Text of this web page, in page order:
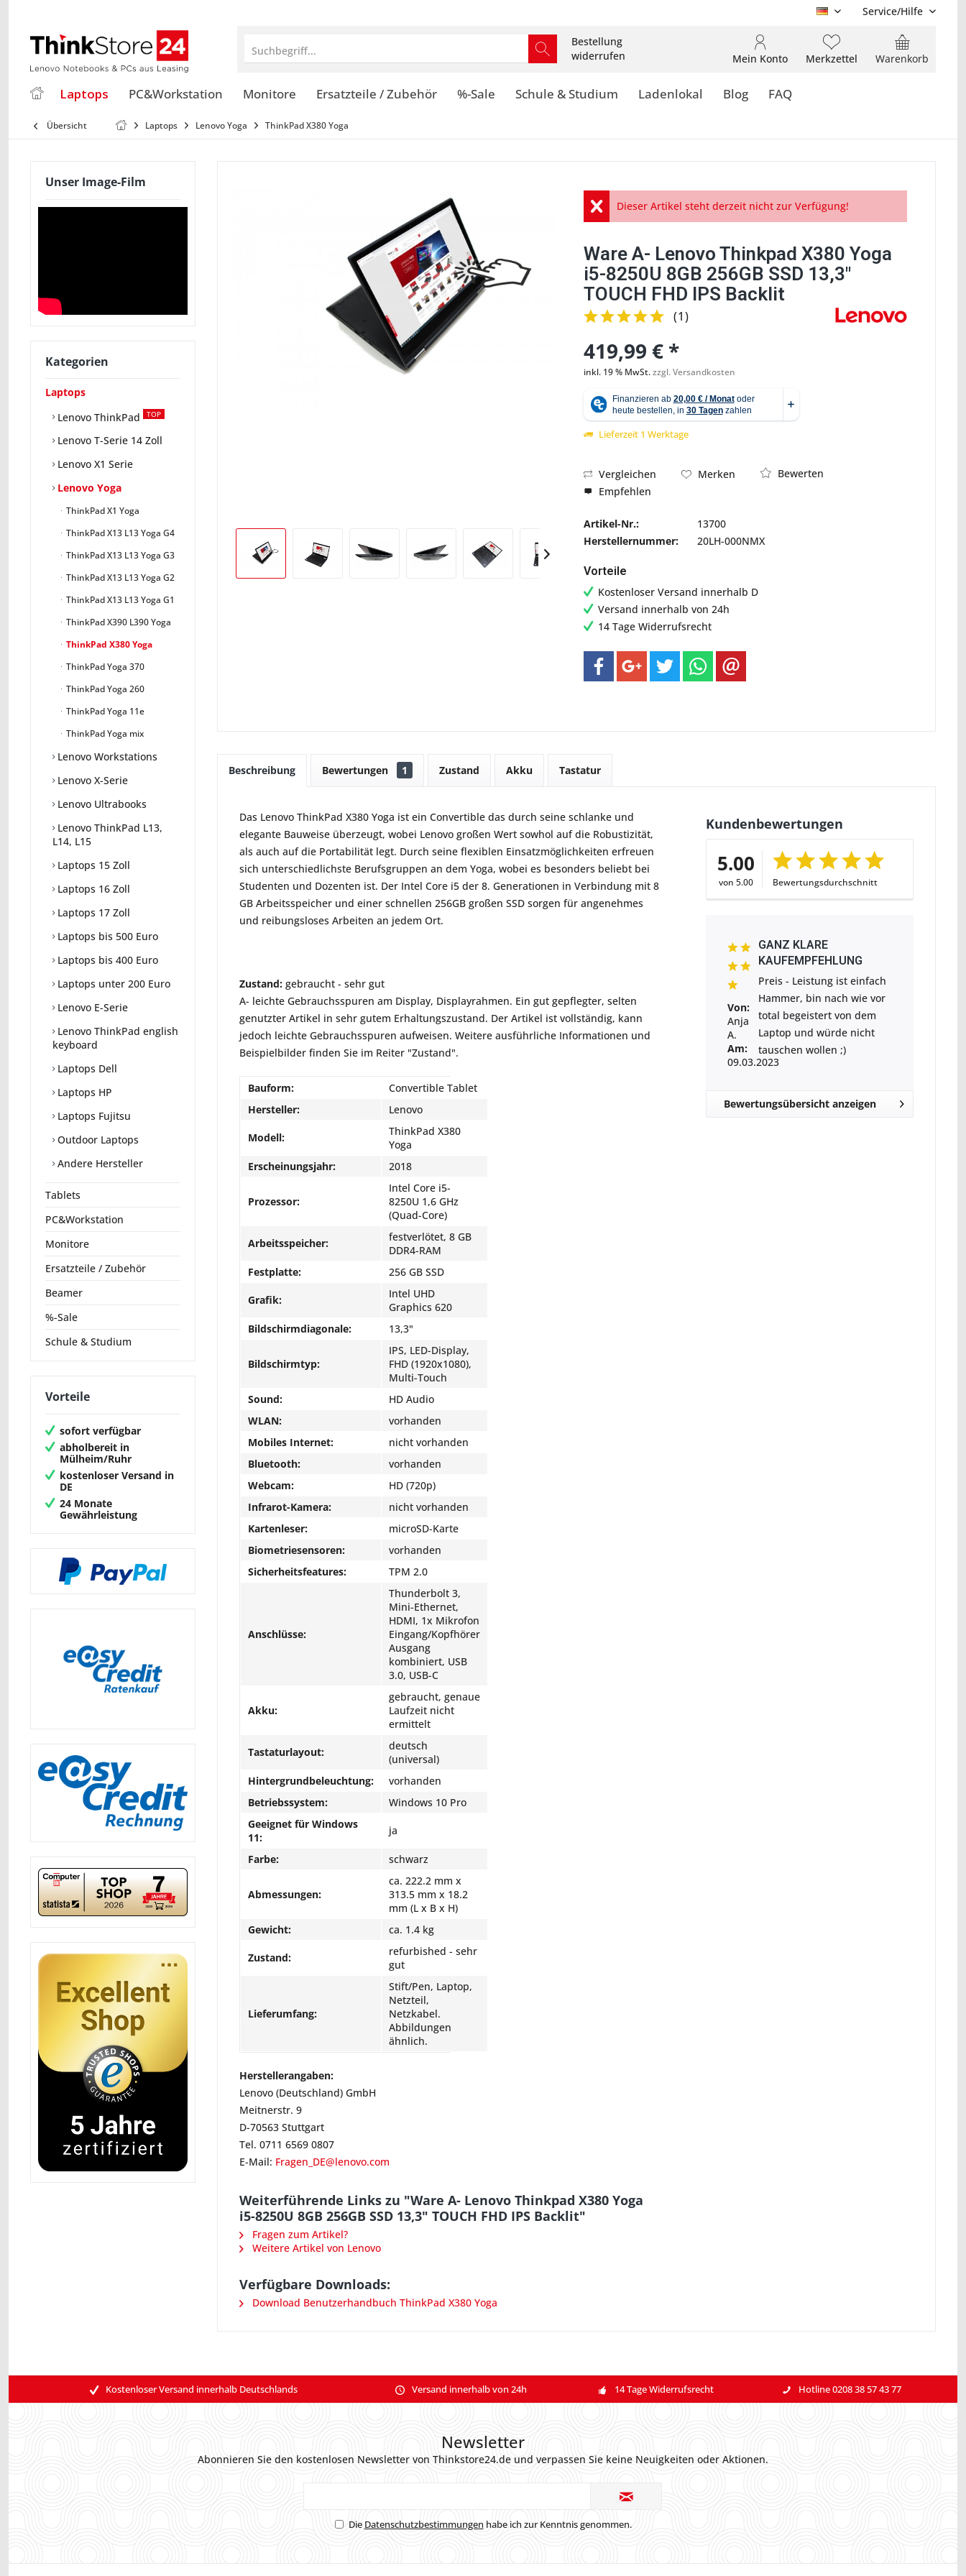
DE Service/Hilfe
Suchbegriff...
Bestellung
widerrufen
Warenkorb
Merkzettel
Mein Konto
Laptops PC&Workstation Monitore Ersatzteile / Zubehör %-Sale Schule & Studium Ladenlokal Blog FAQ
Übersicht Laptops Lenovo Yoga ThinkPad X380 Yoga
Unser Image-Film
Kategorien
Laptops
Lenovo ThinkPad
TOP
Lenovo T-Serie 14 Zoll
Lenovo X1 Serie
Lenovo Yoga
ThinkPad X1 Yoga
ThinkPad X13 L13 Yoga G4
ThinkPad X13 L13 Yoga G3
ThinkPad X13 L13 Yoga G2
ThinkPad X13 L13 Yoga G1
ThinkPad X390 L390 Yoga
ThinkPad X380 Yoga
ThinkPad Yoga 370
ThinkPad Yoga 260
ThinkPad Yoga 11e
ThinkPad Yoga mix
Lenovo Workstations
Lenovo X-Serie
Lenovo Ultrabooks
Lenovo ThinkPad L13,
L14, L15
Laptops 15 Zoll
Laptops 16 Zoll
Laptops 17 Zoll
Laptops bis 500 Euro
Laptops bis 400 Euro
Laptops unter 200 Euro
Lenovo E-Serie
Lenovo ThinkPad english
keyboard
Laptops Dell
Laptops HP
Laptops Fujitsu
Outdoor Laptops
Andere Hersteller
Tablets
PC&Workstation
Monitore
Ersatzteile / Zubehör
Beamer
%-Sale
Schule & Studium
Vorteile
sofort verfügbar
abholbereit in
Mülheim/Ruhr
kostenloser Versand in
DE
24 Monate
Gewährleistung
Abbildung ähnlich
Dieser Artikel steht derzeit nicht zur Verfügung!
Ware A- Lenovo Thinkpad X380 Yoga
i5-8250U 8GB 256GB SSD 13,3"
TOUCH FHD IPS Backlit
(1)
419,99 € *
inkl. 19 % MwSt.zzgl. Versandkosten
Lieferzeit 1 Werktage
Vergleichen Merken
Bewerten
Empfehlen
Artikel-Nr.:
13700
Herstellernummer:
20LH-000NMX
Vorteile
Kostenloser Versand innerhalb D
Versand innerhalb von 24h
14 Tage Widerrufsrecht
Beschreibung Bewertungen 1 Zustand Akku Tastatur
Das Lenovo ThinkPad X380 Yoga ist ein Convertible das durch seine schlanke und
elegante Bauweise überzeugt, wobei Lenovo großen Wert sowhol auf die Robustizität,
als auch auf die Portabilität legt. Durch seine flexiblen Einsatzmöglichkeiten erfreuen
sich unterschiedlichste Berufsgruppen an dem Yoga, wobei es besonders beliebt bei
Studenten und Dozenten ist. Der Intel Core i5 der 8. Generationen in Verbindung mit 8
GB Arbeitsspeicher und einer schnellen 256GB großen SSD sorgen für angenehmes
und reibungsloses Arbeiten an jedem Ort.
Zustand: gebraucht - sehr gut
A- leichte Gebrauchsspuren am Display, Displayrahmen. Ein gut gepflegter, selten
genutzter Artikel in sehr gutem Erhaltungszustand. Der Artikel ist vollständig, kann
jedoch leichte Gebrauchsspuren aufweisen. Weitere ausführliche Informationen und
Beispielbilder finden Sie im Reiter "Zustand".
Bauform:
Convertible Tablet
Hersteller:
Lenovo
Modell:
ThinkPad X380
Yoga
Erscheinungsjahr:
2018
Prozessor:
Intel Core i5-
8250U 1,6 GHz
(Quad-Core)
Arbeitsspeicher:
festverlötet, 8 GB
DDR4-RAM
Festplatte:
256 GB SSD
Grafik:
Intel UHD
Graphics 620
Bildschirmdiagonale:
13,3"
Bildschirmtyp:
IPS, LED-Display,
FHD (1920x1080),
Multi-Touch
Sound:
HD Audio
WLAN:
vorhanden
Mobiles Internet:
nicht vorhanden
Bluetooth:
vorhanden
Webcam:
HD (720p)
Infrarot-Kamera:
nicht vorhanden
Kartenleser:
microSD-Karte
Biometriesensoren:
vorhanden
Sicherheitsfeatures:
TPM 2.0
Anschlüsse:
Thunderbolt 3,
Mini-Ethernet,
HDMI, 1x Mikrofon
Eingang/Kopfhörer
Ausgang
kombiniert, USB
3.0, USB-C
Akku:
gebraucht, genaue
Laufzeit nicht
ermittelt
Tastaturlayout:
deutsch
(universal)
Hintergrundbeleuchtung:
vorhanden
Betriebssystem:
Windows 10 Pro
Geeignet für Windows
11:
ja
Farbe: schwarz
Abmessungen:
ca. 222.2 mm x
313.5 mm x 18.2
mm (L x B x H)
Gewicht:
ca. 1.4 kg
Zustand:
refurbished - sehr
gut
Lieferumfang:
Stift/Pen, Laptop,
Netzteil,
Netzkabel.
Abbildungen
ähnlich.
Herstellerangaben:
Lenovo (Deutschland) GmbH
Meitnerstr. 9
D-70563 Stuttgart
Tel. 0711 6569 0807
E-Mail: Fragen_DE@lenovo.com
Weiterführende Links zu "Ware A- Lenovo Thinkpad X380 Yoga
i5-8250U 8GB 256GB SSD 13,3" TOUCH FHD IPS Backlit"
Fragen zum Artikel?
Weitere Artikel von Lenovo
Verfügbare Downloads:
Download Benutzerhandbuch ThinkPad X380 Yoga
Kundenbewertungen
5.00
von 5.00 Bewertungsdurchschnitt
Von:
Anja
A.
Am:
09.03.2023
GANZ KLARE
KAUFEMPFEHLUNG
Preis - Leistung ist einfach
Hammer, bin nach wie vor
total begeistert von dem
Laptop und würde nicht
tauschen wollen ;)
Bewertungsübersicht anzeigen
Kostenloser Versand innerhalb Deutschlands Versand innerhalb von 24h 14 Tage Widerrufsrecht Hotline 0208 38 57 43 77
Newsletter
Abonnieren Sie den kostenlosen Newsletter von Thinkstore24.de und verpassen Sie keine Neuigkeiten oder Aktionen.
Die Datenschutzbestimmungen habe ich zur Kenntnis genommen.